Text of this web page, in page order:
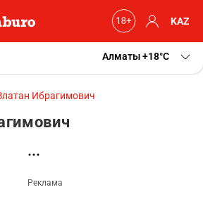
KAZ
Алматы+18 C
Ибрагимович